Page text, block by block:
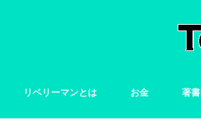
リベリーマンとは お金 著書